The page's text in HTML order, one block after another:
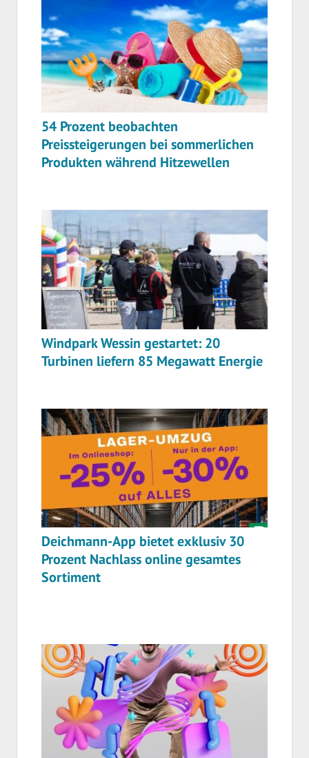
54 Prozent beobachten
Preissteigerungen bei sommerlichen
Produkten während Hitzewellen
Windpark Wessin gestartet: 20
Turbinen liefern 85 Megawatt Energie
Deichmann-App bietet exklusiv 30
Prozent Nachlass online gesamtes
Sortiment